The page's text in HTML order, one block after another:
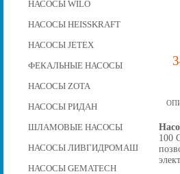
НАСОСЫ WILO
НАСОСЫ HEISSKRAFT
НАСОСЫ JETEX
ФЕКАЛЬНЫЕ НАСОСЫ
НАСОСЫ ZOTA
НАСОСЫ РИДАН
ШЛАМОВЫЕ НАСОСЫ
НАСОСЫ ЛИВГИДРОМАШ
НАСОСЫ GEMATECH
100